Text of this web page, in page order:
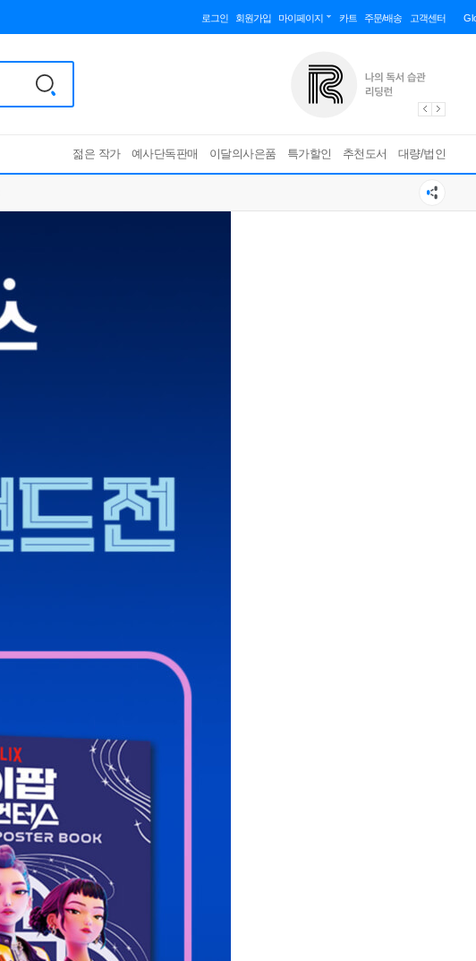
로그인 회원가입 마이페이지 카트 주문/배송 고객센터
젊은 작가 예사단독판매 이달의사은품 특가할인 추천도서 대량/법인